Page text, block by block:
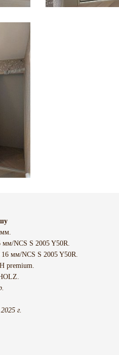
мм.
NCS S 2005 Y50R.
мм/NCS S 2005 Y50R.
premium.
г.